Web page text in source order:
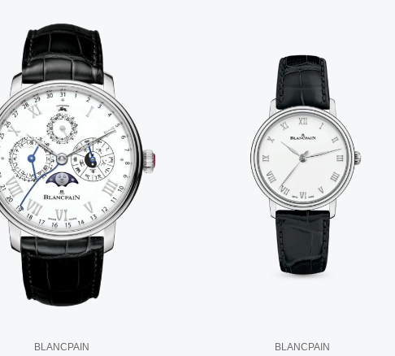
BLANCPAIN BLANCPAIN